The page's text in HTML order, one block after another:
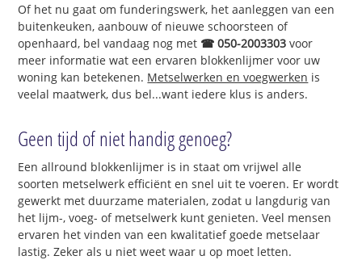
Of het nu gaat om funderingswerk, het aanleggen van een
buitenkeuken, aanbouw of nieuwe schoorsteen of
openhaard, bel vandaag nog met ☎ 050-2003303 voor
meer informatie wat een ervaren blokkenlijmer voor uw
woning kan betekenen. Metselwerken en voegwerken is
veelal maatwerk, dus bel...want iedere klus is anders.
Geen tijd of niet handig genoeg?
Een allround blokkenlijmer is in staat om vrijwel alle
soorten metselwerk efficiënt en snel uit te voeren. Er wordt
gewerkt met duurzame materialen, zodat u langdurig van
het lijm-, voeg- of metselwerk kunt genieten. Veel mensen
ervaren het vinden van een kwalitatief goede metselaar
lastig. Zeker als u niet weet waar u op moet letten.